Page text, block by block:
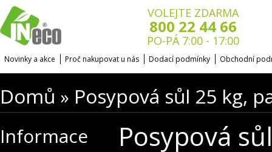
VOLEJTE ZDARMA
800 22 44 66
PO-PÁ 7:00 - 17:00
Novinky a akce Proč nakupovat u nás Dodací podmínky Obchodní
Domů » Posypová sůl 25 kg,
Informace
Posypová